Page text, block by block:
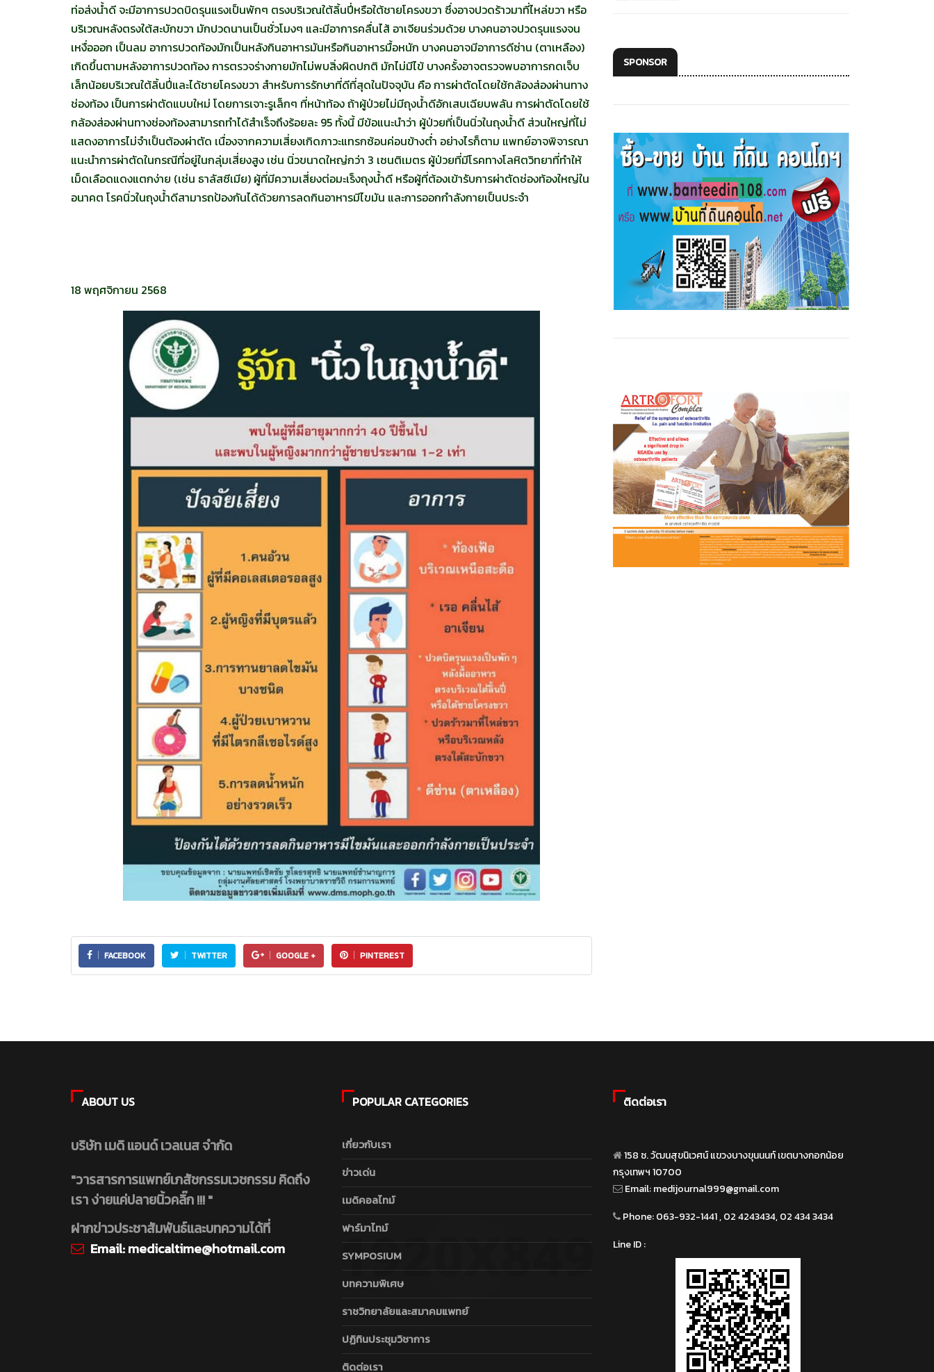
ท่อส่งน้ำดี จะมีอาการปวดบิดรุนแรงเป็นพักๆ ตรงบริเวณใต้ลิ้นปี่หรือใต้ชายโครงขวา ซึ่งอาจปวดร้าวมาที่ไหล่ขวา หรือ
บริเวณหลังตรงใต้สะบักขวา มักปวดนานเป็นชั่วโมงๆ และมีอาการคลื่นไส้ อาเจียนร่วมด้วย บางคนอาจปวดรุนแรงจน
เหงื่อออก เป็นลม อาการปวดท้องมักเป็นหลังกินอาหารมันหรือกินอาหารมื้อหนัก บางคนอาจมีอาการดีซ่าน (ตาเหลือง)
เกิดขึ้นตามหลังอาการปวดท้อง การตรวจร่างกายมักไม่พบสิ่งผิดปกติ มักไม่มีไข้ บางครั้งอาจตรวจพบอาการกดเจ็บ
เล็กน้อยบริเวณใต้ลิ้นปี่และได้ชายโครงขวา สำหรับการรักษาที่ดีที่สุดในปัจจุบัน คือ การผ่าตัดโดยใช้กล้องส่องผ่านทาง
ช่องท้อง เป็นการผ่าตัดแบบใหม่ โดยการเจาะรูเล็กๆ ที่หน้าท้อง ถ้าผู้ป่วยไม่มีถุงน้ำดีอักเสบเฉียบพลัน การผ่าตัดโดยใช้
กล้องส่องผ่านทางช่องท้องสามารถทำได้สำเร็จถึงร้อยละ 95 ทั้งนี้ มีข้อแนะนำว่า ผู้ป่วยที่เป็นนิ่วในถุงน้ำดี ส่วนใหญ่ที่ไม่
แสดงอาการไม่จำเป็นต้องผ่าตัด เนื่องจากความเสี่ยงเกิดภาวะแทรกซ้อนค่อนข้างต่ำ อย่างไรก็ตาม แพทย์อาจพิจารณา
แนะนำการผ่าตัดในกรณีที่อยู่ในกลุ่มเสี่ยงสูง เช่น นิ่วขนาดใหญ่กว่า 3 เซนติเมตร ผู้ป่วยที่มีโรคทางโลหิตวิทยาที่ทำให้
เม็ดเลือดแดงแตกง่าย (เช่น ธาลัสซีเมีย) ผู้ที่มีความเสี่ยงต่อมะเร็งถุงน้ำดี หรือผู้ที่ต้องเข้ารับการผ่าตัดช่องท้องใหญ่ใน
อนาคต โรคนิ่วในถุงน้ำดีสามารถป้องกันได้ด้วยการลดกินอาหารมีไขมัน และการออกกำลังกายเป็นประจำ
18 พฤศจิกายน 2568
FACEBOOK TWITTER GOOGLE + PINTEREST
SPONSOR
ABOUT US
บริษัท เมดิ แอนด์ เวลเนส จำกัด
"วารสารการแพทย์เภสัชกรรมเวชกรรม คิดถึง
เรา ง่ายแค่ปลายนิ้วคลิ๊ก !!! "
ฝากข่าวประชาสัมพันธ์และบทความได้ที่
Email:medicaltime@hotmail.com
POPULAR CATEGORIES
เกี่ยวกับเรา
ข่าวเด่น
เมดิคอลไทม์
ฟาร์มาไทม์
SYMPOSIUM
บทความพิเศษ
ราชวิทยาลัยและสมาคมแพทย์
ปฏิทินประชุมวิชาการ
ติดต่อเรา
ติดต่อเรา
158 ซ. วัฒนสุขนิเวศน์ แขวงบางขุนนนท์ เขตบางกอกน้อย
กรุงเทพฯ 10700
Email:medijournal999@gmail.com
Phone:063-932-1441 , 02 4243434, 02 434 3434
Line ID :